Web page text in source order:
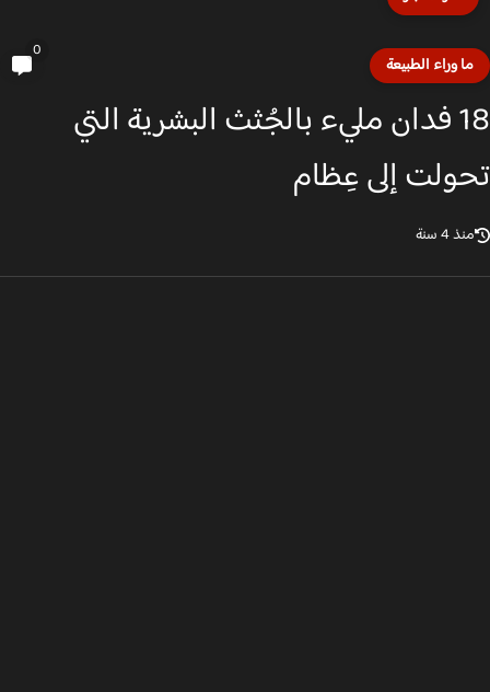
وراء الطبيعة
18 فدان مليء بالجُثث البشرية التي
إلى عِظام
4 سنة